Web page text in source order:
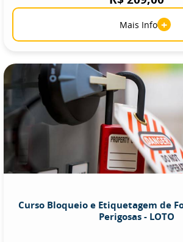
Mais Info +
Curso Bloqueio e Etiquetagem de
Perigosas - LOTO